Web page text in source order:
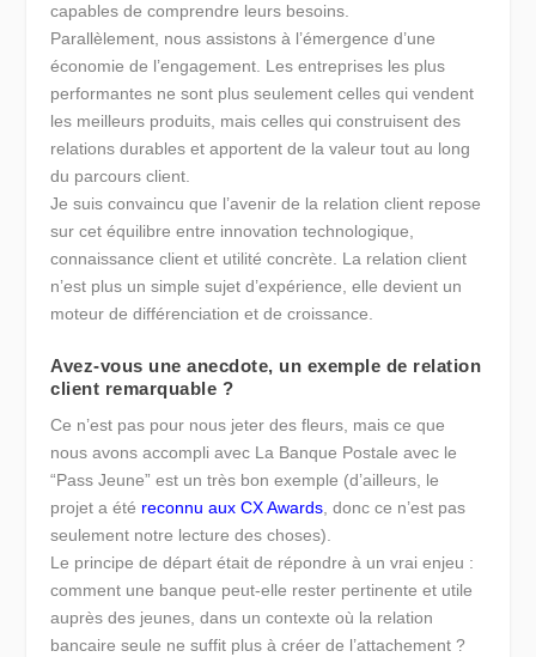
capables de comprendre leurs besoins.
Parallèlement, nous assistons à l’émergence d’une
économie de l’engagement. Les entreprises les plus
performantes ne sont plus seulement celles qui vendent
les meilleurs produits, mais celles qui construisent des
relations durables et apportent de la valeur tout au long
du parcours client.
Je suis convaincu que l’avenir de la relation client repose
sur cet équilibre entre innovation technologique,
connaissance client et utilité concrète. La relation client
n’est plus un simple sujet d’expérience, elle devient un
moteur de différenciation et de croissance.
Avez-vous une anecdote, un exemple de relation
client remarquable ?
Ce n’est pas pour nous jeter des fleurs, mais ce que
nous avons accompli avec La Banque Postale avec le
“Pass Jeune” est un très bon exemple (d’ailleurs, le
projet a été reconnu aux CX Awards, donc ce n’est pas
seulement notre lecture des choses).
Le principe de départ était de répondre à un vrai enjeu :
comment une banque peut-elle rester pertinente et utile
auprès des jeunes, dans un contexte où la relation
bancaire seule ne suffit plus à créer de l’attachement ?